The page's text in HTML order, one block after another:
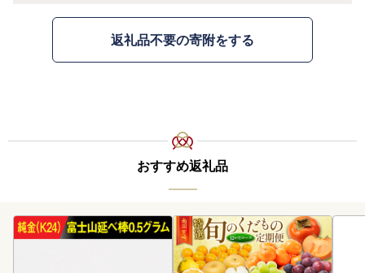
返礼品不要の寄附をする
おすすめ返礼品